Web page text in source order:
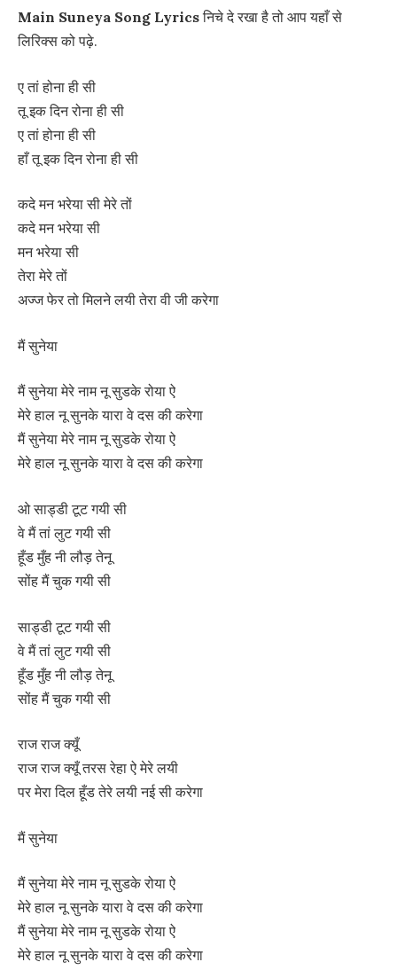
Main Suneya Song Lyricsनिचे दे रखा है तो आप यहाँ से
लिरिक्स को पढ़े.
ए तां होना ही सी
तू इक दिन रोना ही सी
ए तां होना ही सी
हाँ तू इक दिन रोना ही सी
कदे मन भरेया सी मेरे तों
कदे मन भरेया सी
मन भरेया सी
तेरा मेरे तों
अज्ज फेर तो मिलने लयी तेरा वी जी करेगा
मैं सुनेया
मैं सुनेया मेरे नाम नू सुडके रोया ऐ
मेरे हाल नू सुनके यारा वे दस की करेगा
मैं सुनेया मेरे नाम नू सुडके रोया ऐ
मेरे हाल नू सुनके यारा वे दस की करेगा
ओ साड्डी टूट गयी सी
वे मैं तां लुट गयी सी
हूँड मुँह नी लौड़ तेनू
सोंह मैं चुक गयी सी
साड्डी टूट गयी सी
वे मैं तां लुट गयी सी
हूँड मुँह नी लौड़ तेनू
सोंह मैं चुक गयी सी
राज राज क्यूँ
राज राज क्यूँ तरस रेहा ऐ मेरे लयी
पर मेरा दिल हूँड तेरे लयी नई सी करेगा
मैं सुनेया
मैं सुनेया मेरे नाम नू सुडके रोया ऐ
मेरे हाल नू सुनके यारा वे दस की करेगा
मैं सुनेया मेरे नाम नू सुडके रोया ऐ
मेरे हाल नू सुनके यारा वे दस की करेगा